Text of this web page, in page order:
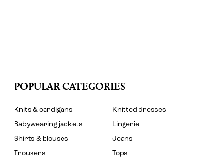
POPULAR CATEGORIES
Knits & cardigans
Knitted dresses
Babywearing jackets
Lingerie
Shirts & blouses
Jeans
Trousers
Tops